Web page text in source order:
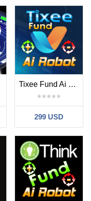
Tixee Fund Ai Robot
299 USD